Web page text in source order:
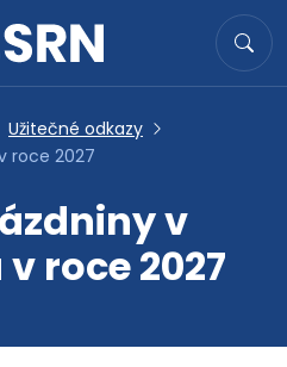
Užitečné odkazy
roce 2027
v
roce 2027